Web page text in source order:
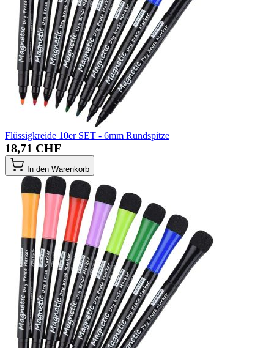
Flüssigkreide 10er SET - 6mm Rundspitze
18,71 CHF
In den Warenkorb